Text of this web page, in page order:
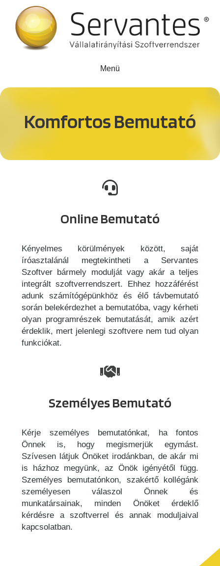
Menü
Komfortos Bemutató
Online Bemutató
Kényelmes körülmények között, saját
íróasztalánál megtekintheti a Servantes
Szoftver bármely modulját vagy akár a teljes
integrált szoftverrendszert. Ehhez hozzáférést
adunk számítógépünkhöz és élő távbemutató
során belekérdezhet a bemutatóba, vagy kérheti
olyan programrészek bemutatását, amik azért
érdeklik, mert jelenlegi szoftvere nem tud olyan
funkciókat.
Személyes Bemutató
Kérje személyes bemutatónkat, ha fontos
Önnek is, hogy megismerjük egymást.
Szívesen látjuk Önöket irodánkban, de akár mi
is házhoz megyünk, az Önök igényétől függ.
Személyes bemutatónkon, szakértő kollégánk
személyesen válaszol Önnek és
munkatársainak, minden Önöket érdeklő
kérdésre a szoftverrel és annak moduljaival
kapcsolatban.